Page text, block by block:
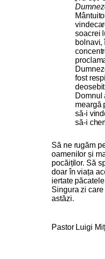
soacrei
bolnavi,
fost
Domnul
meargă
să-i
să-i
Să ne rugăm
oamenilor și
pocăiților. Să
doar în viața
iertate
Singura zi
astăzi.
Pastor Luigi